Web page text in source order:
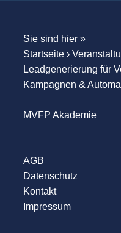
Sie sind hier »
Startseite›
Leadgenerierung für
Kampagnen &
MVFP Akademie
AGB
Datenschutz
Kontakt
Impressum